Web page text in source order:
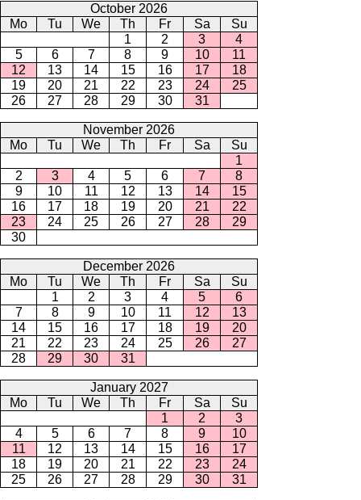
October 2026
Mo
Tu We Th Fr Sa
Su
1
2 3
4
5
6 7 8 9 10
11
12
13 14 15 16 17
18
19
20 21 22 23 24
25
26
27 28 29 30 31
November 2026
Mo
Tu We Th Fr Sa
Su
1
2
3 4 5 6 7
8
9
10 11 12 13 14
15
16
17 18 19 20 21
22
23
24 25 26 27 28
29
30
December 2026
Mo
Tu We Th Fr Sa
Su
1
2 3 4 5
6
7
8 9 10 11 12
13
14
15 16 17 18 19
20
21
22 23 24 25 26
27
28
29 30 31
January 2027
Mo
Tu We Th Fr Sa
Su
1
2
3
4
5 6 7 8 9
10
11
12 13 14 15 16
17
18
19 20 21 22 23
24
25
26 27 28 29 30 31